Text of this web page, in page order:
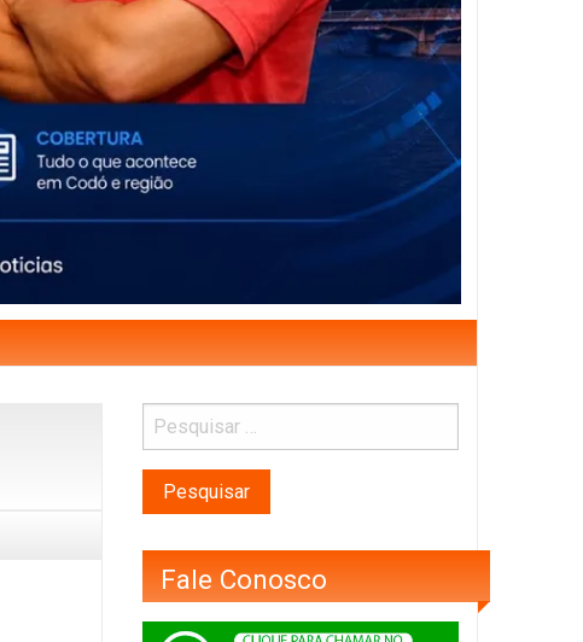
Fale Conosco